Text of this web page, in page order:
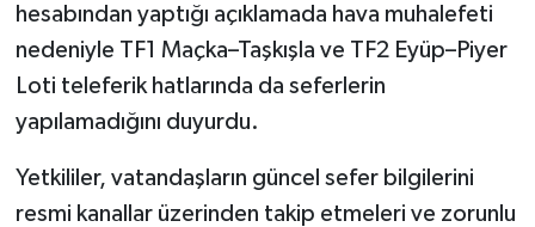
hesabından yaptığı açıklamada hava muhalefeti
nedeniyle TF1 Maçka–Taşkışla ve TF2 Eyüp–Piyer
Loti teleferik hatlarında da seferlerin
yapılamadığını duyurdu.
Yetkililer, vatandaşların güncel sefer bilgilerini
resmi kanallar üzerinden takip etmeleri ve zorunlu